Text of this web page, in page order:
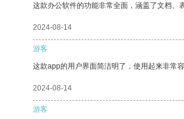
这款办公软件的功能非常全面，涵盖了文档、
2024-08-14
游客
这款app的用户界面简洁明了，使用起来非常
2024-08-14
游客